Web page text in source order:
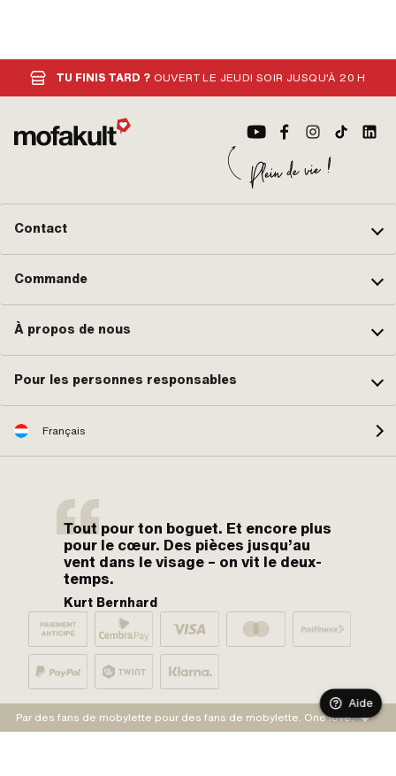
TU FINIS TARD ? OUVERT LE JEUDI SOIR JUSQU'À 20 H
Contact
Commande
À propos de nous
Pour les personnes responsables
Français
Tout pour ton boguet. Et encore plus
pour le cœur. Des pièces jusqu’au
vent dans le visage – on vit le deux-
temps.
Kurt Bernhard
Par des fans de mobylette pour des fans de mobylette. One love.
Aide